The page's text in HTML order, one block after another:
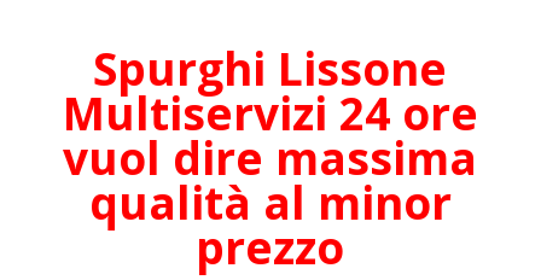
Spurghi Lissone
Multiservizi 24 ore
vuol dire massima
qualità al minor
prezzo